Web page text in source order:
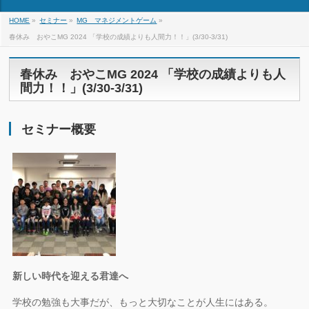
HOME » セミナー » MG マネジメントゲーム »
春休み おやこMG 2024 「学校の成績よりも人間力！！」(3/30-3/31)
春休み おやこMG 2024 「学校の成績よりも人
間力！！」(3/30-3/31)
セミナー概要
新しい時代を迎える君達へ
学校の勉強も大事だが、もっと大切なことが人生にはある。